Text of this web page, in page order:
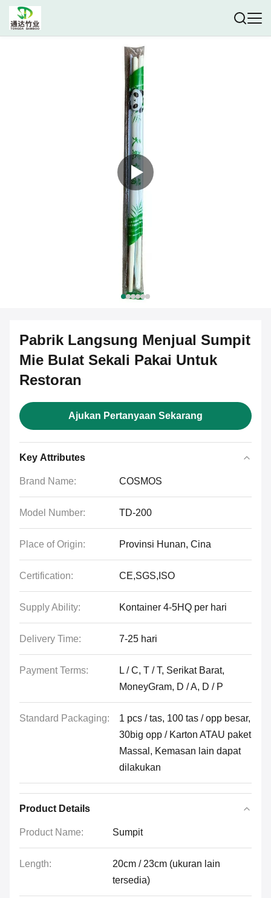
Pabrik Langsung Menjual Sumpit
Mie Bulat Sekali Pakai Untuk
Restoran
Ajukan Pertanyaan Sekarang
Key Attributes
Brand Name: COSMOS
Model Number: TD-200
Place of Origin: Provinsi Hunan, Cina
Certification: CE,SGS,ISO
Supply Ability: Kontainer 4-5HQ per hari
Delivery Time: 7-25 hari
Payment Terms:
L / C, T / T, Serikat Barat,
MoneyGram, D / A, D / P
Standard Packaging:
1 pcs / tas, 100 tas / opp besar,
30big opp / Karton ATAU paket
Massal, Kemasan lain dapat
dilakukan
Product Details
Product Name: Sumpit
Length:
20cm / 23cm (ukuran lain
tersedia)